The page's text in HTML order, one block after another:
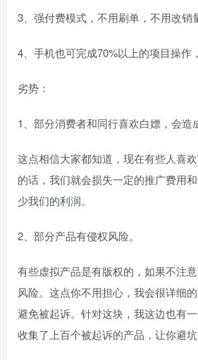
3、强付费模式，不用刷单，不用改销
4、手机也可完成70%以上的项目操作
劣势：
1、部分消费者和同行喜欢白嫖，会造
这点相信大家都知道，现在有些人喜
的话，我们就会损失一定的推广费用
少我们的利润。
2、部分产品有侵权风险。
有些虚拟产品是有版权的，如果不注
风险。这点你不用担心，我会很详细
避免被起诉。针对这块，我这边也有
收集了上百个被起诉的产品，让你避坑